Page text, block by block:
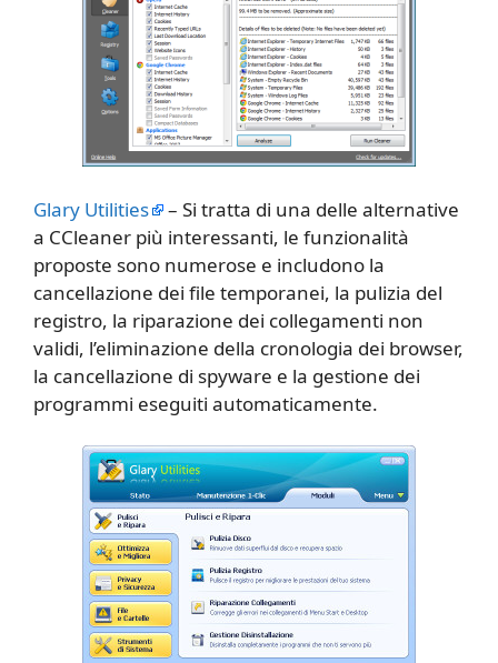
Glary Utilities
– Si tratta di una delle alternative
a CCleaner più interessanti, le funzionalità
proposte sono numerose e includono la
cancellazione dei file temporanei, la pulizia del
registro, la riparazione dei collegamenti non
validi, l’eliminazione della cronologia dei browser,
la cancellazione di spyware e la gestione dei
programmi eseguiti automaticamente.